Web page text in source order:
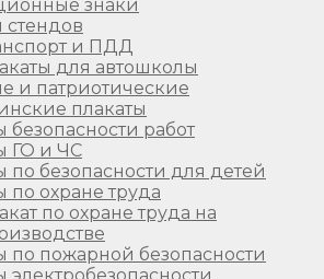
знаки
стендов
и ПДД
для автошколы
и патриотические
плакаты
безопасности работ
ГО и ЧС
по безопасности для детей
по охране труда
по охране труда на
по пожарной безопасности